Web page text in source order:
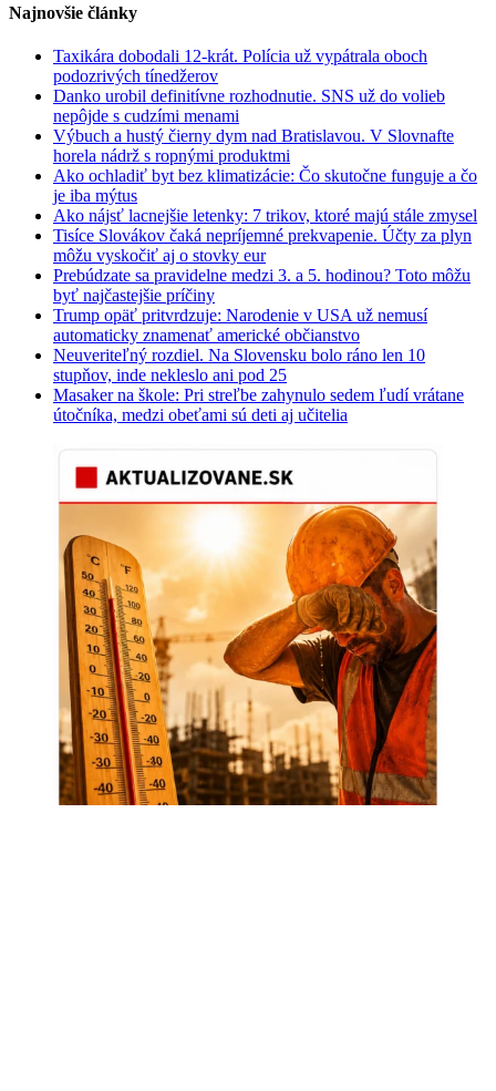
Najnovšie články
Taxikára dobodali 12-krát. Polícia už vypátrala oboch
podozrivých tínedžerov
Danko urobil definitívne rozhodnutie. SNS už do volieb
nepôjde s cudzími menami
Výbuch a hustý čierny dym nad Bratislavou. V Slovnafte
horela nádrž s ropnými produktmi
Ako ochladiť byt bez klimatizácie: Čo skutočne funguje a čo
je iba mýtus
Ako nájsť lacnejšie letenky: 7 trikov, ktoré majú stále zmysel
Tisíce Slovákov čaká nepríjemné prekvapenie. Účty za plyn
môžu vyskočiť aj o stovky eur
Prebúdzate sa pravidelne medzi 3. a 5. hodinou? Toto môžu
byť najčastejšie príčiny
Trump opäť pritvrdzuje: Narodenie v USA už nemusí
automaticky znamenať americké občianstvo
Neuveriteľný rozdiel. Na Slovensku bolo ráno len 10
stupňov, inde nekleslo ani pod 25
Masaker na škole: Pri streľbe zahynulo sedem ľudí vrátane
útočníka, medzi obeťami sú deti aj učitelia